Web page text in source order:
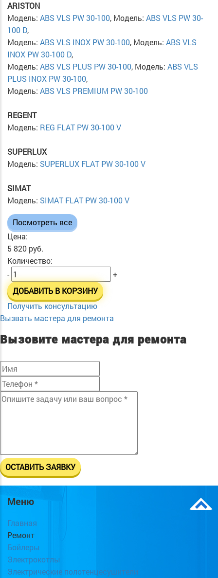
ARISTON
Модель: ABS VLS PW 30-100, Модель: ABS VLS PW 30-
100 D,
Модель: ABS VLS INOX PW 30-100, Модель: ABS VLS
INOX PW 30-100 D,
Модель: ABS VLS PLUS PW 30-100, Модель: ABS VLS
PLUS INOX PW 30-100,
Модель: ABS VLS PREMIUM PW 30-100
REGENT
Модель: REG FLAT PW 30-100 V
SUPERLUX
Модель: SUPERLUX FLAT PW 30-100 V
SIMAT
Модель: SIMAT FLAT PW 30-100 V
Посмотреть все
Цена:
5 820 руб.
Количество:
-
+
ДОБАВИТЬ В КОРЗИНУ
Получить консультацию
Вызвать мастера для ремонта
Вызовите мастера для ремонта
Меню
Главная
Ремонт
Бойлеры
Электрокотлы
Электрические полотенцесушители